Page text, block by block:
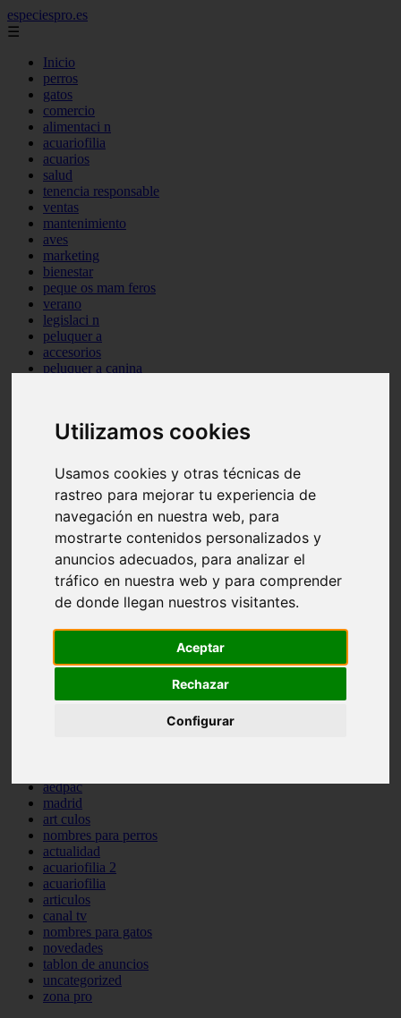
Utilizamos cookies
Usamos cookies y otras técnicas de
rastreo para mejorar tu experiencia de
navegación en nuestra web, para
mostrarte contenidos personalizados y
anuncios adecuados, para analizar el
tráfico en nuestra web y para comprender
de donde llegan nuestros visitantes.
Aceptar
Rechazar
Configurar
especiespro.es
☰
Inicio
perros
gatos
comercio
alimentaci n
acuariofilia
acuarios
salud
tenencia responsable
ventas
mantenimiento
aves
marketing
bienestar
peque os mam feros
verano
legislaci n
peluquer a
accesorios
peluquer a canina
protagonistas
abandono
adopci n
ferias
higiene
acuario
iberzoo propet
comercios
estanques
viajar
conejos
especies invasoras
aedpac
madrid
art culos
nombres para perros
actualidad
acuariofilia 2
acuariofilia
articulos
canal tv
nombres para gatos
novedades
tablon de anuncios
uncategorized
zona pro